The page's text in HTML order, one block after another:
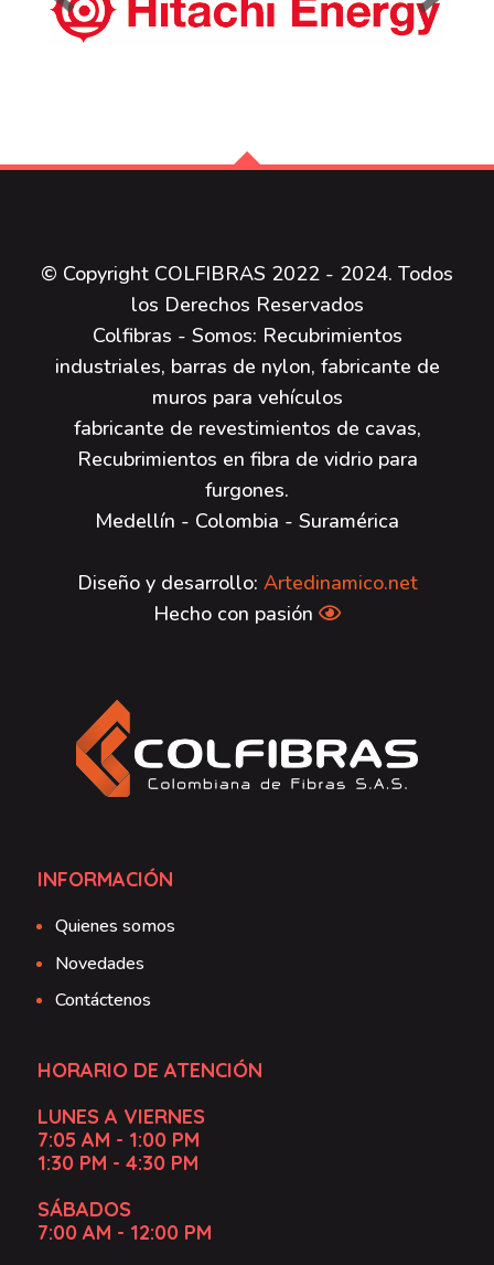
© Copyright COLFIBRAS 2022 - 2024. Todos
los Derechos Reservados
Colfibras - Somos: Recubrimientos
industriales, barras de nylon, fabricante de
muros para vehículos
fabricante de revestimientos de cavas,
Recubrimientos en fibra de vidrio para
furgones.
Medellín - Colombia - Suramérica
Diseño y desarrollo: Artedinamico.net
Hecho con pasión
INFORMACIÓN
Quienes somos
Novedades
Contáctenos
HORARIO DE ATENCIÓN
LUNES A VIERNES
7:05 AM - 1:00 PM
1:30 PM - 4:30 PM
SÁBADOS
7:00 AM - 12:00 PM